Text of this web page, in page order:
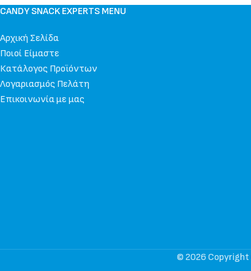
CANDY SNACK EXPERTS MENU
Αρχική Σελίδα
Ποιοί Είμαστε
Κατάλογος Προϊόντων
Λογαριασμός Πελάτη
Επικοινωνία με μας
© 2026 Copyright